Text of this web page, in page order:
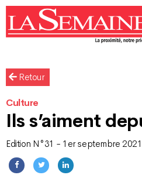
Retour
Culture
Ils s’aiment
Edition N°31 - 1er septembre 2021